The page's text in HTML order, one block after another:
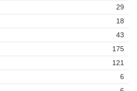
29
18
43
175
121
6